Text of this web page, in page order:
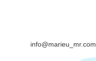
info@marieu_mr.com